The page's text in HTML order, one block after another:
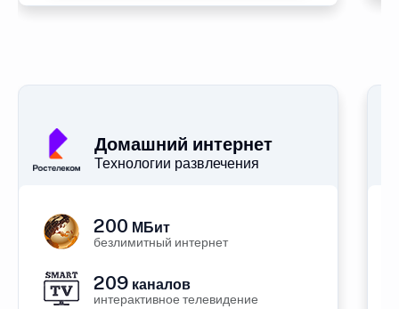
Домашний интернет
Технологии развлечения
200 МБит
безлимитный интернет
209 каналов
интерактивное телевидение